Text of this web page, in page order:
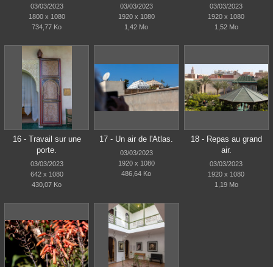
03/03/2023
1800 x 1080
734,77 Ko
03/03/2023
1920 x 1080
1,42 Mo
03/03/2023
1920 x 1080
1,52 Mo
16 - Travail sur une
porte.
03/03/2023
642 x 1080
430,07 Ko
17 - Un air de l'Atlas.
03/03/2023
1920 x 1080
486,64 Ko
18 - Repas au grand
air.
03/03/2023
1920 x 1080
1,19 Mo